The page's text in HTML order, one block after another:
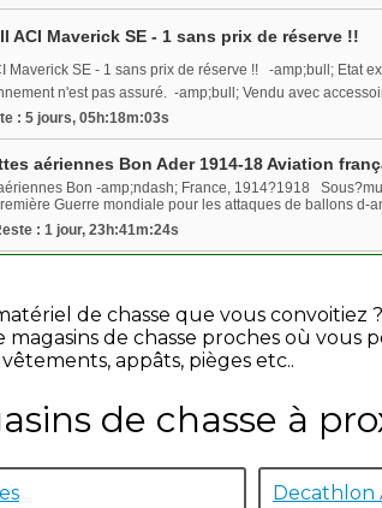
ACI Maverick SE - 1 sans prix de réserve !!
Maverick SE - 1 sans prix de réserve !! -amp;bull; Etat
n'est pas assuré. -amp;bull; Vendu avec
: 5 jours, 05h:18m:03s
aériennes Bon Ader 1914-18 Aviation
Bon -amp;ndash; France, 1914?1918
Guerre mondiale pour les attaques de ballons d-
: 1 jour, 23h:41m:24s
de chasse que vous convoitiez ?
magasins de chasse proches où
appâts, pièges etc..
de chasse à
Decathlon